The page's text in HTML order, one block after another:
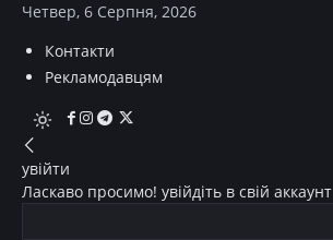
Четвер, 6 Серпня, 2026
Контакти
Рекламодавцям
увійти
Ласкаво просимо! увійдіть в свій аккаунт